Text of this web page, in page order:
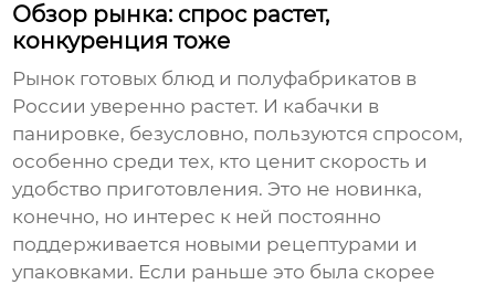
Обзор рынка: спрос растет,
конкуренция тоже
Рынок готовых блюд и полуфабрикатов в
России уверенно растет. И кабачки в
панировке, безусловно, пользуются спросом,
особенно среди тех, кто ценит скорость и
удобство приготовления. Это не новинка,
конечно, но интерес к ней постоянно
поддерживается новыми рецептурами и
упаковками. Если раньше это была скорее